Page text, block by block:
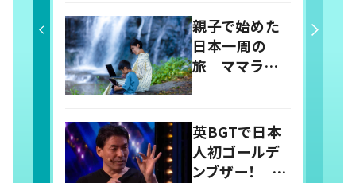
た人生
親子で始めた
日本一周の
旅 ママライタ
ーが「第二のふ
ワケ
英BGTで日本
人初ゴールデ
ンブザー！